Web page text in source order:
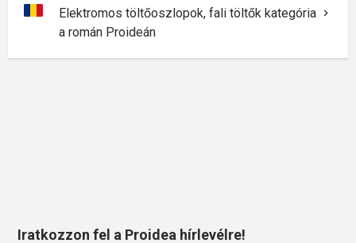
Elektromos töltőoszlopok, fali töltők kategória
a román Proideán
Iratkozzon fel a Proidea hírlevélre!